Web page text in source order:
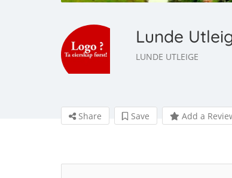
Lunde
LUNDE UTLEIGE
Share Save Add a